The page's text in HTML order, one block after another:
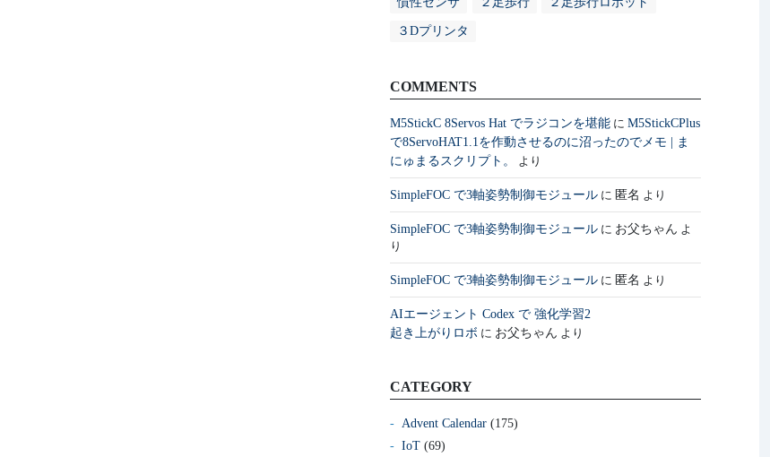
３Dプリンタ
COMMENTS
M5StickC 8Servos Hat でラジコンを堪能 に M5StickCPlus
で8ServoHAT1.1を作動させるのに沼ったのでメモ | ま
にゅまるスクリプト。
より
SimpleFOC で3軸姿勢制御モジュール に 匿名 より
SimpleFOC で3軸姿勢制御モジュール に お父ちゃん よ
り
SimpleFOC で3軸姿勢制御モジュール に 匿名 より
AIエージェント Codex で 強化学習2
起き上がりロボ に お父ちゃん より
CATEGORY
Advent Calendar (175)
IoT (69)